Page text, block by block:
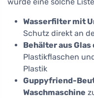
würde eine solche
Wasserfilter mit
Schutz direkt an
Behälter aus
Plastikflaschen
Plastik
Guppyfriend-
Waschmaschine